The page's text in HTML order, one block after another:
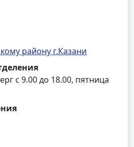
району г.Казани
с 9.00 до 18.00, пятница